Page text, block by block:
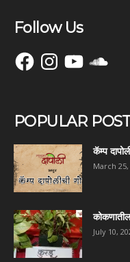
Follow Us
FacebookInstagramYouTube
POPULAR
कॅम्प
March 25,
July 10,